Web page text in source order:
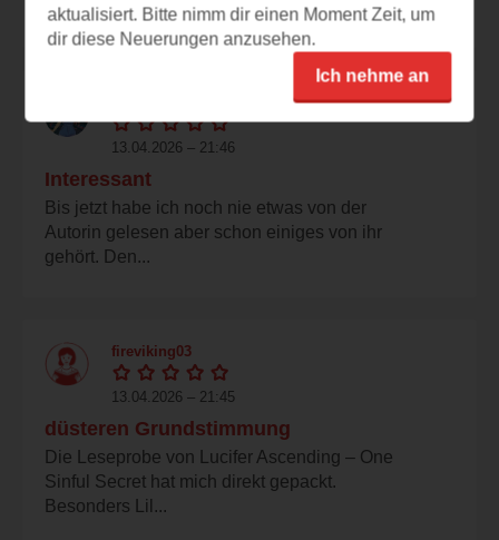
Klappentext verspricht bereits einen wirklich...
13.04.2026 – 21:46
Interessant
Bis jetzt habe ich noch nie etwas von der
Autorin gelesen aber schon einiges von ihr
gehört. Den...
fireviking03
13.04.2026 – 21:45
düsteren Grundstimmung
Die Leseprobe von Lucifer Ascending – One
Sinful Secret hat mich direkt gepackt.
Besonders Lil...
aktualisiert. Bitte nimm dir einen Moment Zeit, um
dir diese Neuerungen anzusehen.
Ich nehme an